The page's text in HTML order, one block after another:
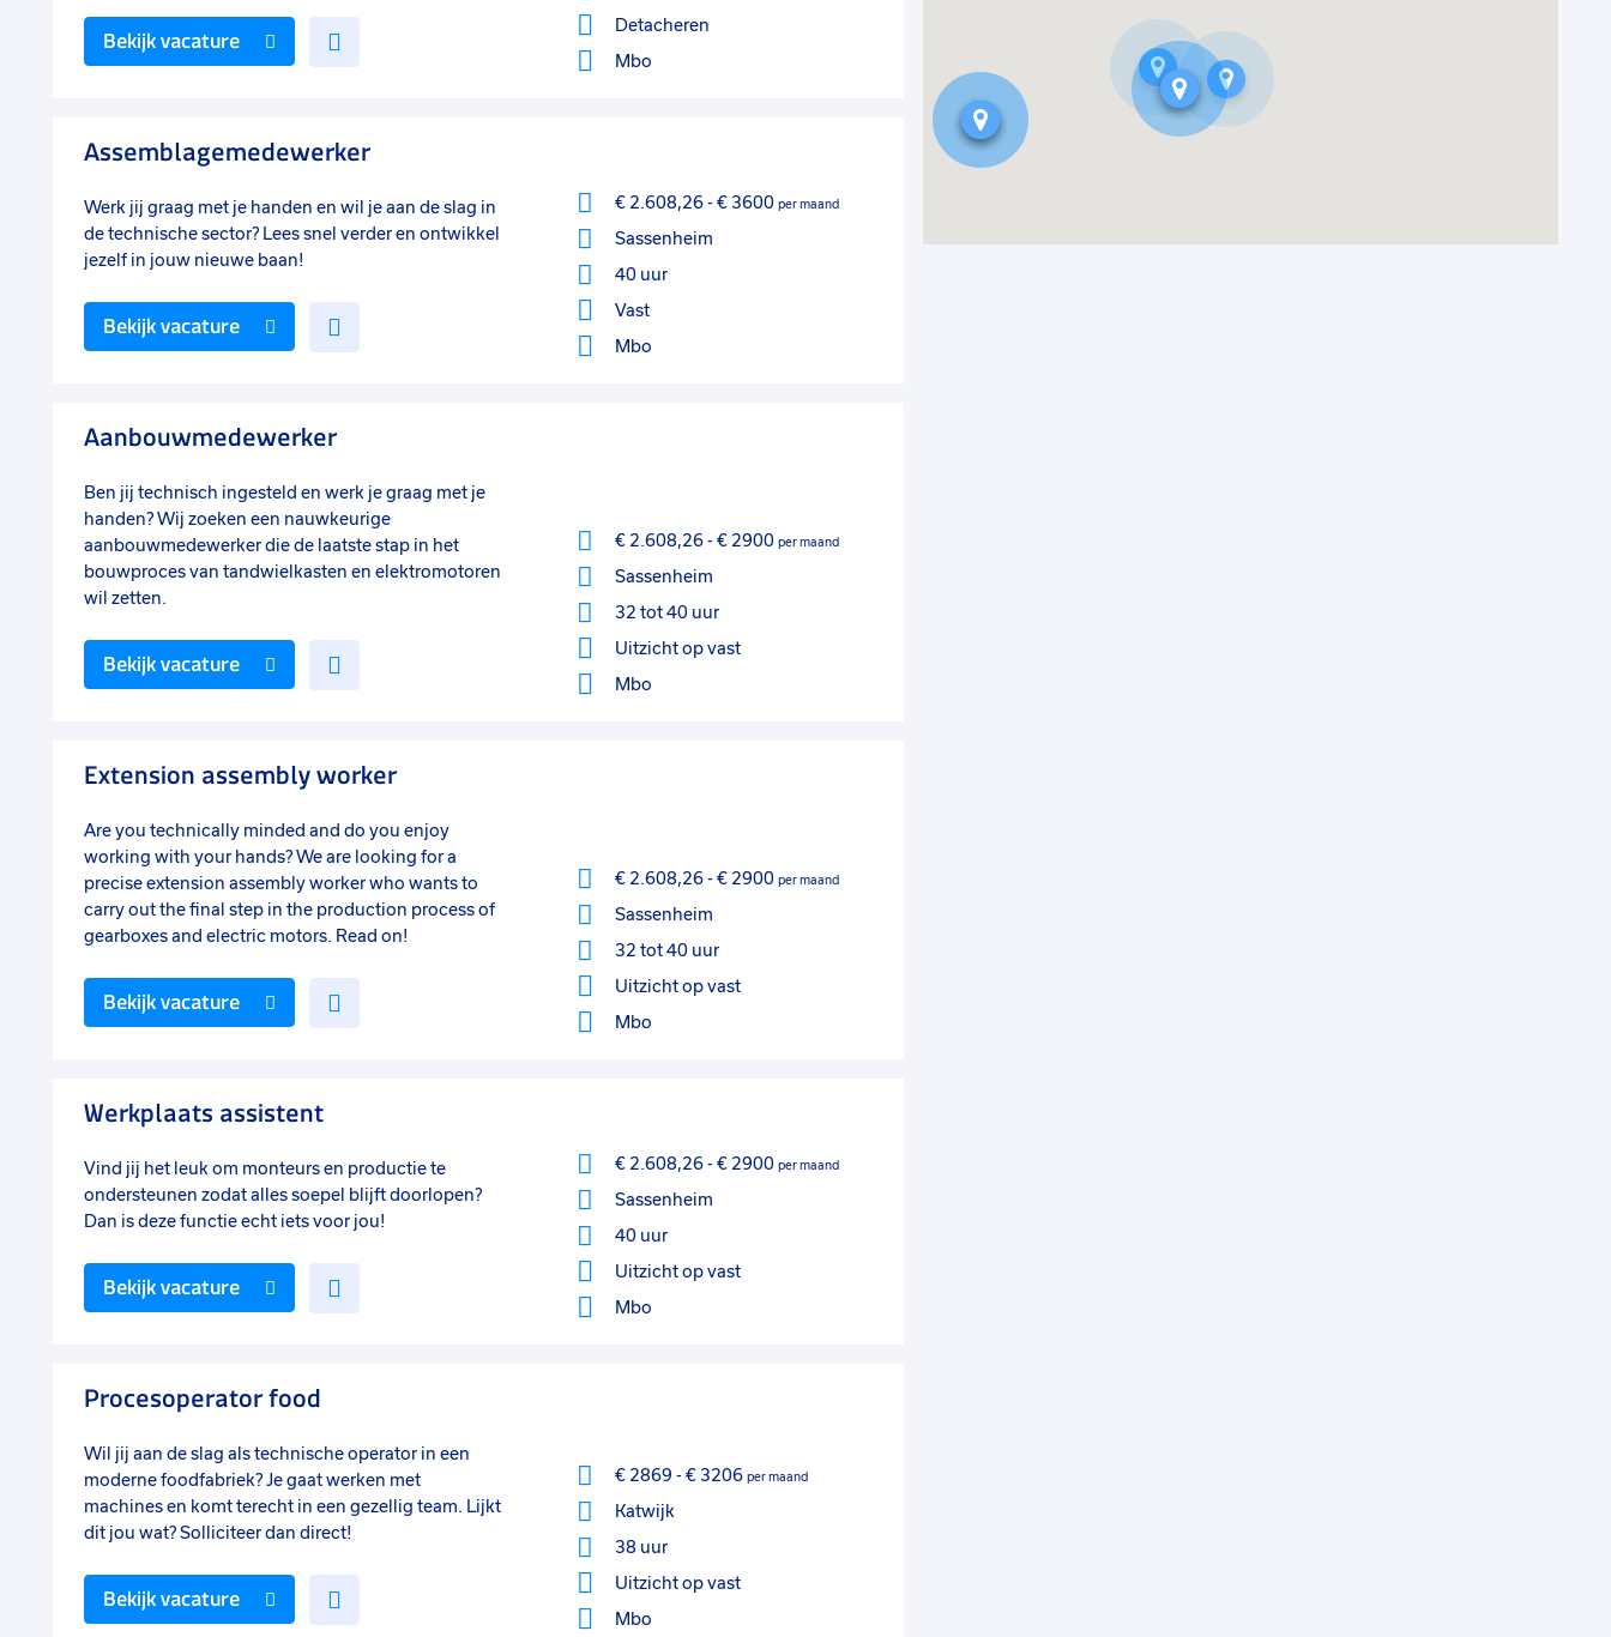
Detacheren
Mbo
Bekijk vacature
Assemblagemedewerker
Werk jij graag met je handen en wil je aan de slag in
de technische sector? Lees snel verder en ontwikkel
jezelf in jouw nieuwe baan!
€ 2.608,26- € 3600 per maand
Sassenheim
40 uur
Vast
Mbo
Bekijk vacature
Aanbouwmedewerker
Ben jij technisch ingesteld en werk je graag met je
handen? Wij zoeken een nauwkeurige
aanbouwmedewerker die de laatste stap in het
bouwproces van tandwielkasten en elektromotoren
wil zetten.
€ 2.608,26- € 2900 per maand
Sassenheim
32 tot 40 uur
Uitzicht op vast
Mbo
Bekijk vacature
Extension assembly worker
Are you technically minded and do you enjoy
working with your hands? We are looking for a
precise extension assembly worker who wants to
carry out the final step in the production process of
gearboxes and electric motors. Read on!
€ 2.608,26- € 2900 per maand
Sassenheim
32 tot 40 uur
Uitzicht op vast
Mbo
Bekijk vacature
Werkplaats assistent
Vind jij het leuk om monteurs en productie te
ondersteunen zodat alles soepel blijft doorlopen?
Dan is deze functie echt iets voor jou!
€ 2.608,26- € 2900 per maand
Sassenheim
40 uur
Uitzicht op vast
Mbo
Bekijk vacature
Procesoperator food
Wil jij aan de slag als technische operator in een
moderne foodfabriek? Je gaat werken met
machines en komt terecht in een gezellig team. Lijkt
dit jou wat? Solliciteer dan direct!
€ 2869 - € 3206 per maand
Katwijk
38 uur
Uitzicht op vast
Mbo
Bekijk vacature